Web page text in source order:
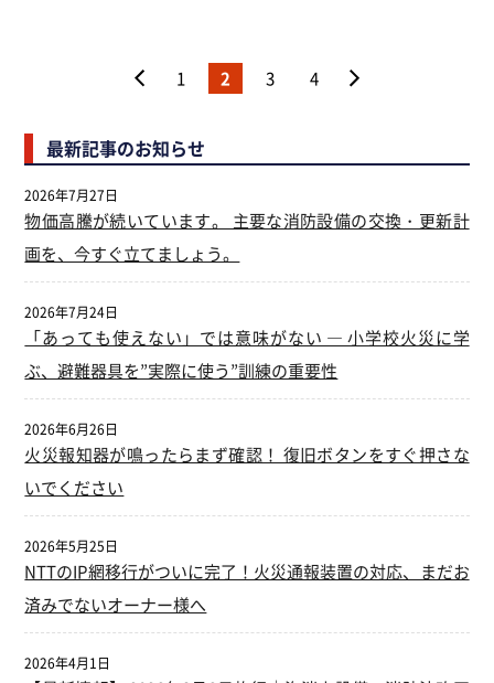
＜ 1 2 3 4 ＞
最新記事のお知らせ
物価高騰が続いています。 主要な消防設備の交換・更新計
画を、今すぐ立てましょう。
2026年7月27日
「あっても使えない」では意味がない ― 小学校火災に学
ぶ、避難器具を”実際に使う”訓練の重要性
2026年7月24日
火災報知器が鳴ったらまず確認！ 復旧ボタンをすぐ押さな
いでください
2026年6月26日
NTTのIP網移行がついに完了！火災通報装置の対応、まだお
済みでないオーナー様へ
2026年5月25日
2026年4月1日